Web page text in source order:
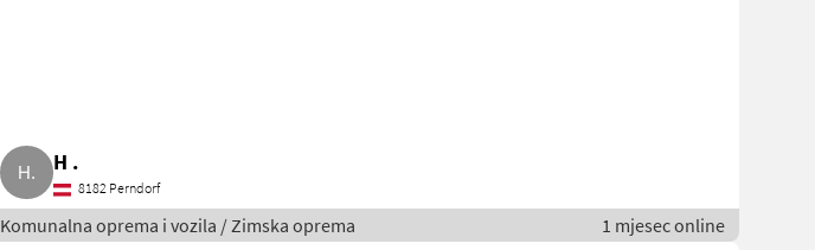
H .
8182 Perndorf
Komunalna oprema i vozila / Zimska oprema 1 mjesec online